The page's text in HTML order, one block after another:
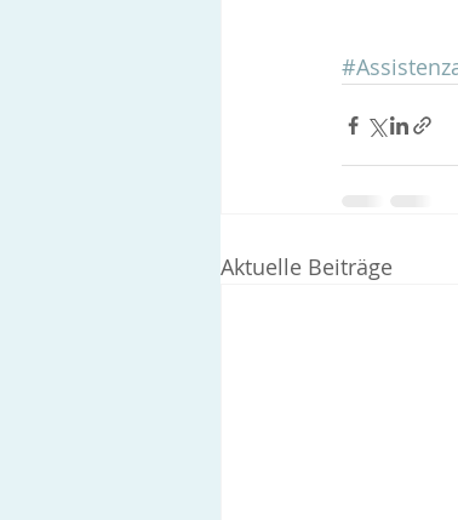
Aktuelle Beiträge